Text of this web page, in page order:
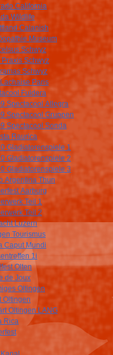
California
Wildlife
Calanish
Museum
Schwyz
Schwyz
Schwyz
Paris
Fuldera
Spectacool Allegra
Spectacool Gruppen
Spectacool Sonda
Raurica
Gladiatorenspiele 1
Gladiatorenspiele 2
Gladiatorenspiele 3
Argentina Thun
Aarburg
Teil 1
Teil 2
Luzern
Tourismus
Caput Mundi
1i
Olten
de Joux
Oltingen
Oltingen
Oltingen LANG
Rica